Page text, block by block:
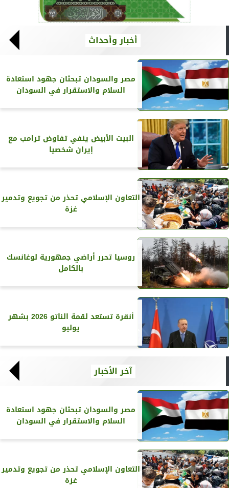
أخبار وأحداث
مصر والسودان تبحثان جهود استعادة
السلام والاستقرار في السودان
البيت الأبيض ينفي تفاوض ترامب مع
إيران شخصيا
التعاون الإسلامي تحذر من تجويع وتدمير
غزة
روسيا تحرر أراضي جمهورية لوغانسك
بالكامل
أنقرة تستعد لقمة الناتو 2026 بشهر
يوليو
آخر الأخبار
مصر والسودان تبحثان جهود استعادة
السلام والاستقرار في السودان
التعاون الإسلامي تحذر من تجويع وتدمير
غزة